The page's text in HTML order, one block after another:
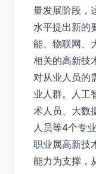
量发展阶段，
水平提出新的
能、物联网、
相关的高新技
对从业人员的
业人群。人工
术人员、大数
人员等4个专
职业属高新技
能力为支撑，